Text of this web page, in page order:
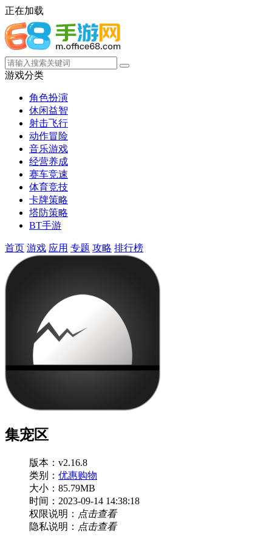
正在加载
游戏分类
角色扮演
休闲益智
射击飞行
动作冒险
音乐游戏
经营养成
赛车竞速
体育竞技
卡牌策略
塔防策略
BT手游
首页 游戏 应用 专题 攻略 排行榜
集宠区
版本：v2.16.8
类别： 优惠购物
大小：85.79MB
时间：2023-09-14 14:38:18
权限说明： 点击查看
隐私说明： 点击查看